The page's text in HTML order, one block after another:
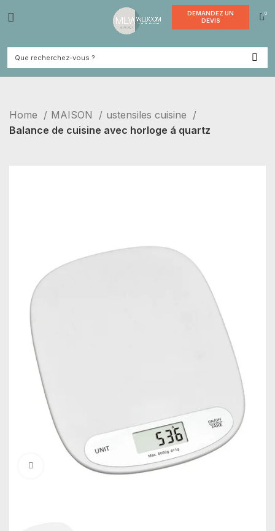
Home MAISON
ustensiles cuisine
Balance de cuisine avec horloge á quartz
Click to enlarge